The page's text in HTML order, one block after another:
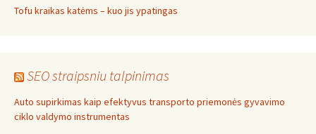
Tofu kraikas katėms – kuo jis ypatingas
SEO straipsniu talpinimas
Auto supirkimas kaip efektyvus transporto priemonės gyvavimo
ciklo valdymo instrumentas